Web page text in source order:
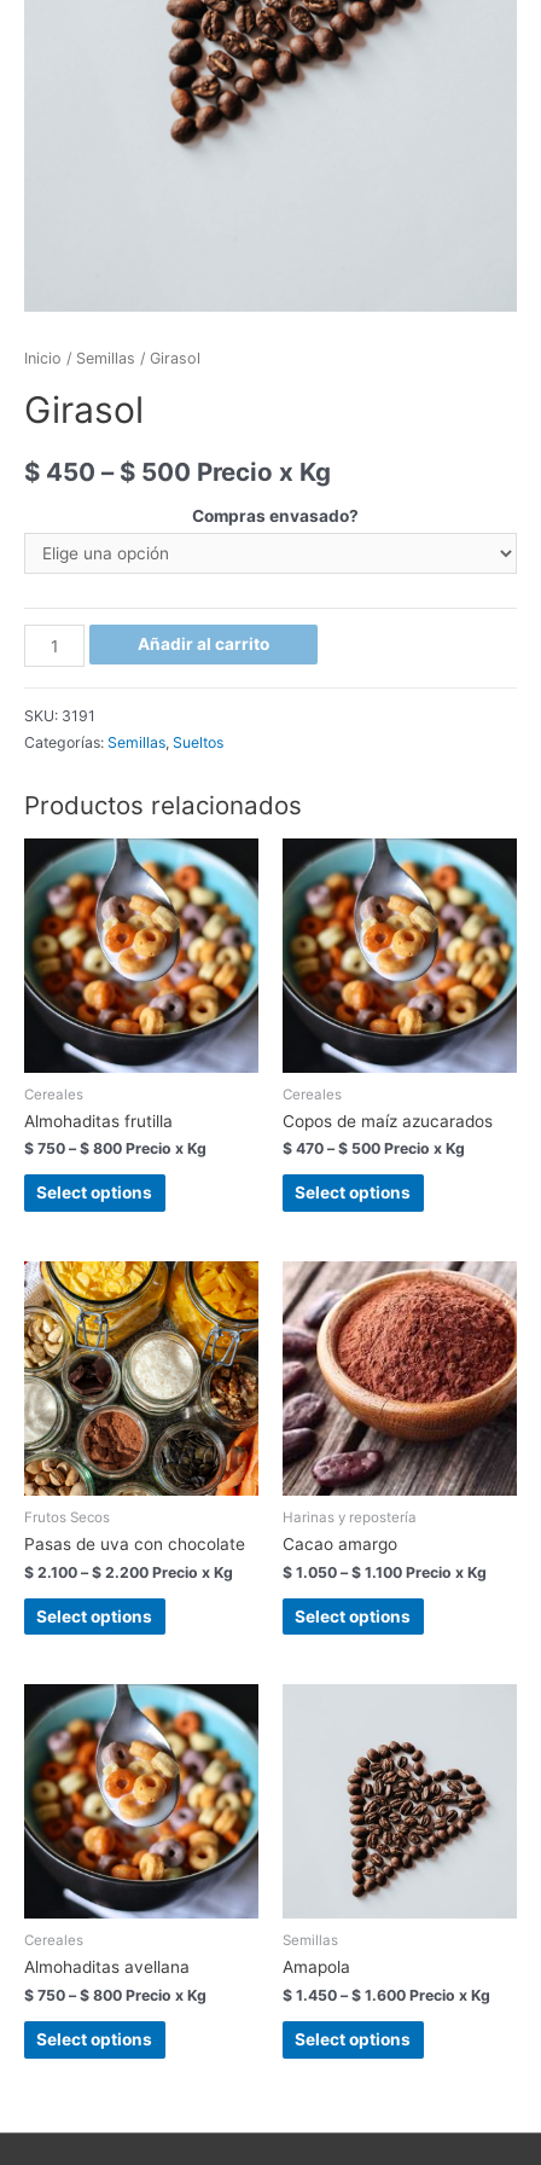
Inicio / Semillas / Girasol
Girasol
$ 450 – $ 500 Precio x Kg
Compras envasado?
Girasol
cantidad
Añadir al carrito
SKU: 3191
Categorías: Semillas, Sueltos
Productos relacionados
Cereales
Almohaditas frutilla
$ 750 –$ 800 Precio x Kg
Select options
Cereales
Copos de maíz azucarados
$ 470 –$ 500 Precio x Kg
Select options
Frutos Secos
Pasas de uva con chocolate
$ 2.100 –$ 2.200 Precio x Kg
Select options
Harinas y repostería
Cacao amargo
$ 1.050 –$ 1.100 Precio x Kg
Select options
Cereales
Almohaditas avellana
$ 750 –$ 800 Precio x Kg
Select options
Semillas
Amapola
$ 1.450 –$ 1.600 Precio x Kg
Select options